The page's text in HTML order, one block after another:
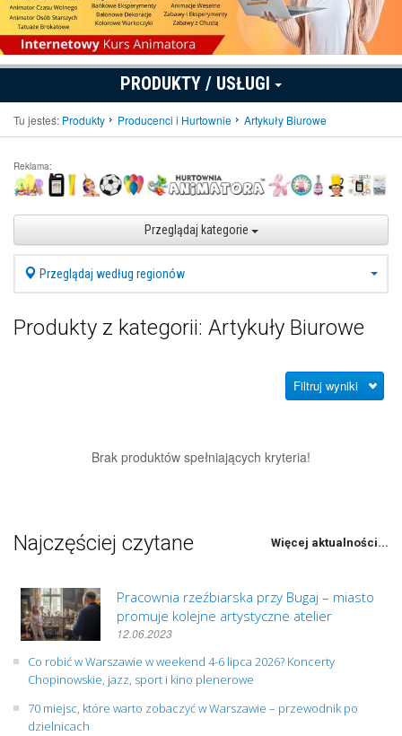
PRODUKTY / USŁUGI
Tu jesteś: Produkty Producenci i Hurtownie Artykuły Biurowe
Reklama:
Przeglądaj kategorie
Przeglądaj według regionów
Produkty z kategorii: Artykuły Biurowe
Filtruj wyniki
Brak produktów spełniających kryteria!
Najczęściej czytane Więcej aktualności...
Pracownia rzeźbiarska przy Bugaj – miasto
promuje kolejne artystyczne atelier
12.06.2023
Co robić w Warszawie w weekend 4-6 lipca 2026? Koncerty
Chopinowskie, jazz, sport i kino plenerowe
70 miejsc, które warto zobaczyć w Warszawie – przewodnik po
dzielnicach